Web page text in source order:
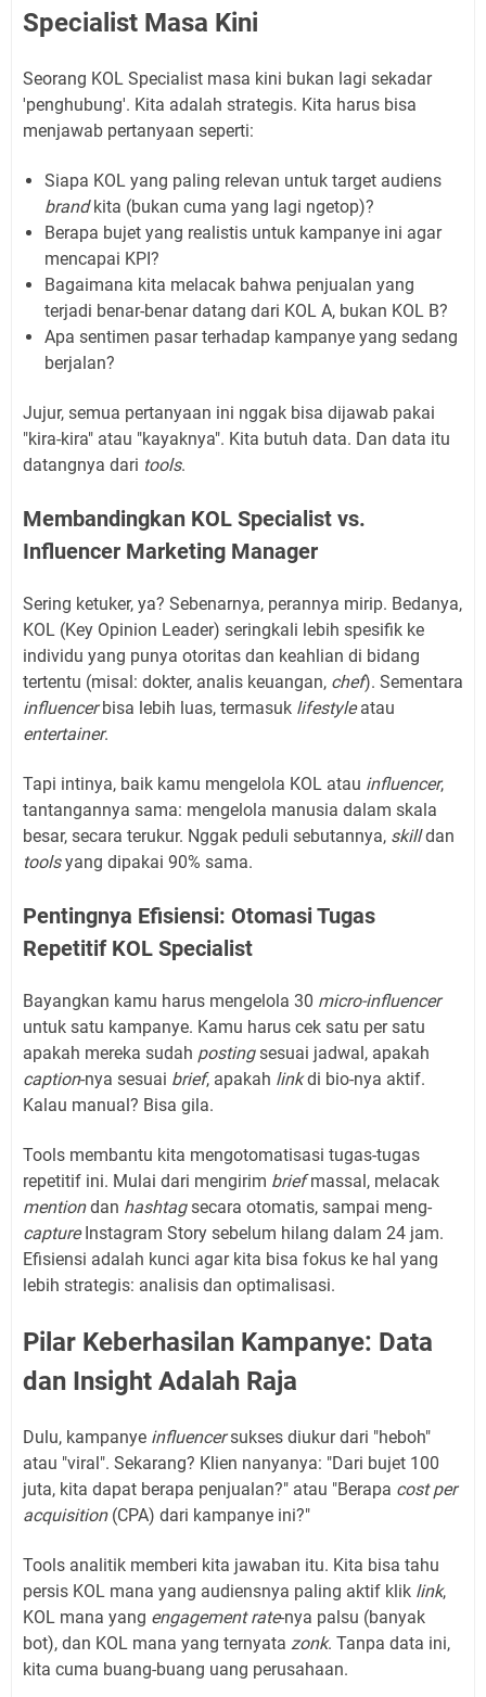
Specialist Masa Kini
Seorang KOL Specialist masa kini bukan lagi sekadar
'penghubung'. Kita adalah strategis. Kita harus bisa
menjawab pertanyaan seperti:
Siapa KOL yang paling relevan untuk target audiens
brandkita (bukan cuma yang lagi ngetop)?
Berapa bujet yang realistis untuk kampanye ini agar
mencapai KPI?
Bagaimana kita melacak bahwa penjualan yang
terjadi benar-benar datang dari KOL A, bukan KOL B?
Apa sentimen pasar terhadap kampanye yang sedang
berjalan?
Jujur, semua pertanyaan ini nggak bisa dijawab pakai
"kira-kira" atau "kayaknya". Kita butuh data. Dan data itu
datangnya dari tools.
Membandingkan KOL Specialist vs.
Influencer Marketing Manager
Sering ketuker, ya? Sebenarnya, perannya mirip. Bedanya,
KOL (Key Opinion Leader) seringkali lebih spesifik ke
individu yang punya otoritas dan keahlian di bidang
tertentu (misal: dokter, analis keuangan, chef). Sementara
influencerbisa lebih luas, termasuk lifestyleatau
entertainer.
Tapi intinya, baik kamu mengelola KOL atau influencer,
tantangannya sama: mengelola manusia dalam skala
besar, secara terukur. Nggak peduli sebutannya, skilldan
toolsyang dipakai 90% sama.
Pentingnya Efisiensi: Otomasi Tugas
Repetitif KOL Specialist
Bayangkan kamu harus mengelola 30 micro-influencer
untuk satu kampanye. Kamu harus cek satu per satu
apakah mereka sudah postingsesuai jadwal, apakah
caption-nya sesuai brief, apakah linkdi bio-nya aktif.
Kalau manual? Bisa gila.
Tools membantu kita mengotomatisasi tugas-tugas
repetitif ini. Mulai dari mengirim briefmassal, melacak
mentiondan hashtagsecara otomatis, sampai meng-
captureInstagram Story sebelum hilang dalam 24 jam.
Efisiensi adalah kunci agar kita bisa fokus ke hal yang
lebih strategis: analisis dan optimalisasi.
Pilar Keberhasilan Kampanye: Data
dan Insight Adalah Raja
Dulu, kampanye influencersukses diukur dari "heboh"
atau "viral". Sekarang? Klien nanyanya: "Dari bujet 100
juta, kita dapat berapa penjualan?" atau "Berapa cost per
acquisition(CPA) dari kampanye ini?"
Tools analitik memberi kita jawaban itu. Kita bisa tahu
persis KOL mana yang audiensnya paling aktif klik link,
KOL mana yang engagement rate-nya palsu (banyak
bot), dan KOL mana yang ternyata zonk. Tanpa data ini,
kita cuma buang-buang uang perusahaan.